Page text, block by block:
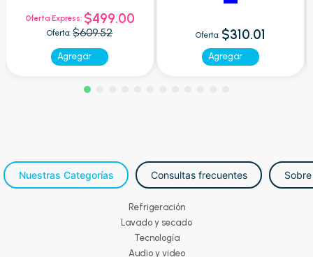
Oferta Express: $499.00
Oferta: $609.52
Agregar
Oferta: $310.01
Agregar
Nuestras Categorías Consultas frecuentes
Refrigeración
Lavado y secado
Tecnología
Audio y video